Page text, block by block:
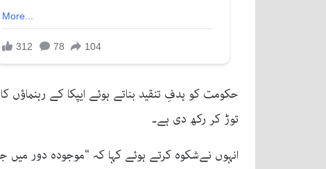
حکومت کو ہدفِ تنقید بناتے ہوئے ایپکا کے رہنماؤں
توڑ کر رکھ دی ہے۔